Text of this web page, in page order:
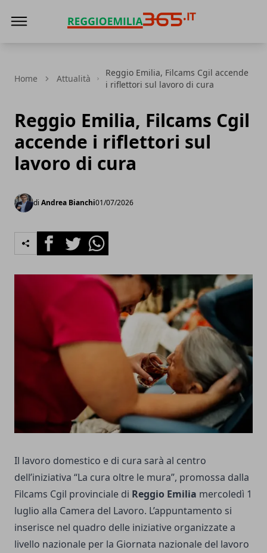
Home Attualità
Reggio Emilia, Filcams Cgil accende
i riflettori sul lavoro di cura
Reggio Emilia, Filcams Cgil
accende i riflettori sul
lavoro di cura
di Andrea Bianchi01/07/2026
FacebookTwitterWhatsapp
Il lavoro domestico e di cura sarà al centro
dell’iniziativa “La cura oltre le mura”, promossa dalla
Filcams Cgil provinciale di Reggio Emilia mercoledì 1
luglio alla Camera del Lavoro. L’appuntamento si
inserisce nel quadro delle iniziative organizzate a
livello nazionale per la Giornata nazionale del lavoro